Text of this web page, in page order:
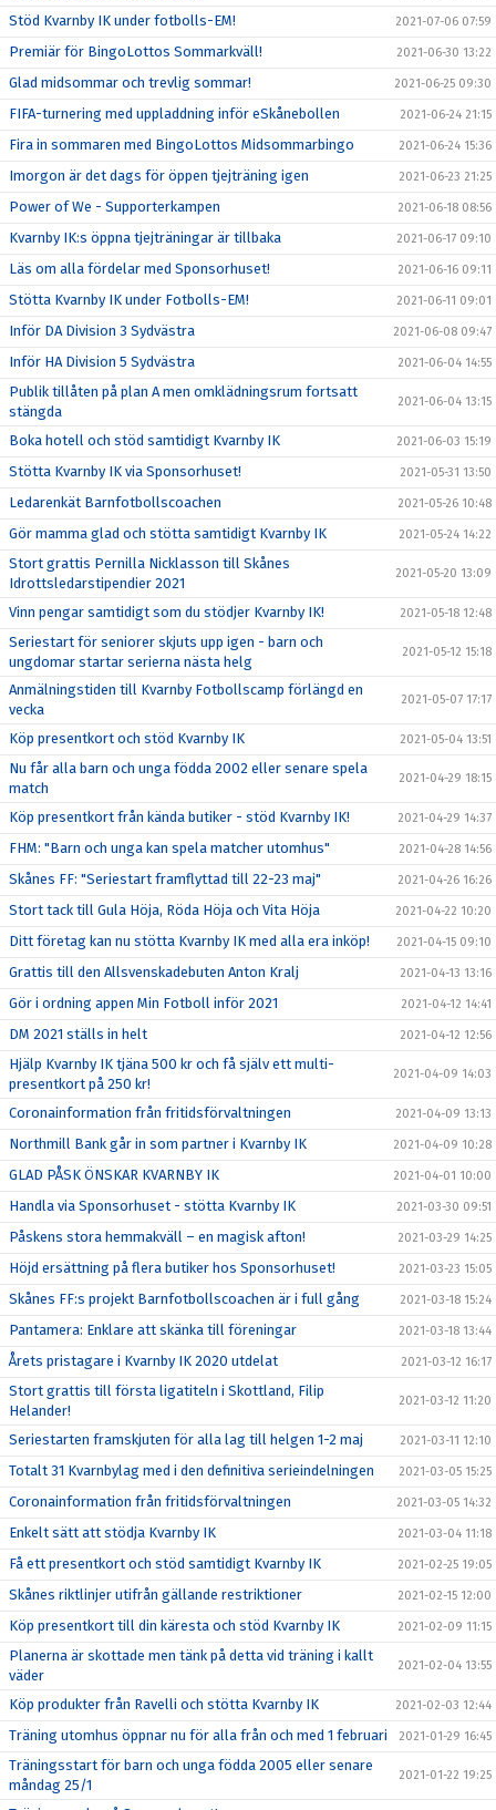
Stöd Kvarnby IK under fotbolls-EM! 2021-07-06 07:59
Premiär för BingoLottos Sommarkväll! 2021-06-30 13:22
Glad midsommar och trevlig sommar! 2021-06-25 09:30
FIFA-turnering med uppladdning inför eSkånebollen 2021-06-24 21:15
Fira in sommaren med BingoLottos Midsommarbingo 2021-06-24 15:36
Imorgon är det dags för öppen tjejträning igen 2021-06-23 21:25
Power of We - Supporterkampen 2021-06-18 08:56
Kvarnby IK:s öppna tjejträningar är tillbaka 2021-06-17 09:10
Läs om alla fördelar med Sponsorhuset! 2021-06-16 09:11
Stötta Kvarnby IK under Fotbolls-EM! 2021-06-11 09:01
Inför DA Division 3 Sydvästra 2021-06-08 09:47
Inför HA Division 5 Sydvästra 2021-06-04 14:55
Publik tillåten på plan A men omklädningsrum fortsatt
stängda
2021-06-04 13:15
Boka hotell och stöd samtidigt Kvarnby IK 2021-06-03 15:19
Stötta Kvarnby IK via Sponsorhuset! 2021-05-31 13:50
Ledarenkät Barnfotbollscoachen 2021-05-26 10:48
Gör mamma glad och stötta samtidigt Kvarnby IK 2021-05-24 14:22
Stort grattis Pernilla Nicklasson till Skånes
Idrottsledarstipendier 2021
2021-05-20 13:09
Vinn pengar samtidigt som du stödjer Kvarnby IK! 2021-05-18 12:48
Seriestart för seniorer skjuts upp igen - barn och
ungdomar startar serierna nästa helg
2021-05-12 15:18
Anmälningstiden till Kvarnby Fotbollscamp förlängd en
vecka
2021-05-07 17:17
Köp presentkort och stöd Kvarnby IK 2021-05-04 13:51
Nu får alla barn och unga födda 2002 eller senare spela
match
2021-04-29 18:15
Köp presentkort från kända butiker - stöd Kvarnby IK! 2021-04-29 14:37
FHM: "Barn och unga kan spela matcher utomhus" 2021-04-28 14:56
Skånes FF: "Seriestart framflyttad till 22-23 maj" 2021-04-26 16:26
Stort tack till Gula Höja, Röda Höja och Vita Höja 2021-04-22 10:20
Ditt företag kan nu stötta Kvarnby IK med alla era inköp! 2021-04-15 09:10
Grattis till den Allsvenskadebuten Anton Kralj 2021-04-13 13:16
Gör i ordning appen Min Fotboll inför 2021 2021-04-12 14:41
DM 2021 ställs in helt 2021-04-12 12:56
Hjälp Kvarnby IK tjäna 500 kr och få själv ett multi-
presentkort på 250 kr!
2021-04-09 14:03
Coronainformation från fritidsförvaltningen 2021-04-09 13:13
Northmill Bank går in som partner i Kvarnby IK 2021-04-09 10:28
GLAD PÅSK ÖNSKAR KVARNBY IK 2021-04-01 10:00
Handla via Sponsorhuset - stötta Kvarnby IK 2021-03-30 09:51
Påskens stora hemmakväll – en magisk afton! 2021-03-29 14:25
Höjd ersättning på flera butiker hos Sponsorhuset! 2021-03-23 15:05
Skånes FF:s projekt Barnfotbollscoachen är i full gång 2021-03-18 15:24
Pantamera: Enklare att skänka till föreningar 2021-03-18 13:44
Årets pristagare i Kvarnby IK 2020 utdelat 2021-03-12 16:17
Stort grattis till första ligatiteln i Skottland, Filip
Helander!
2021-03-12 11:20
Seriestarten framskjuten för alla lag till helgen 1-2 maj 2021-03-11 12:10
Totalt 31 Kvarnbylag med i den definitiva serieindelningen 2021-03-05 15:25
Coronainformation från fritidsförvaltningen 2021-03-05 14:32
Enkelt sätt att stödja Kvarnby IK 2021-03-04 11:18
Få ett presentkort och stöd samtidigt Kvarnby IK 2021-02-25 19:05
Skånes riktlinjer utifrån gällande restriktioner 2021-02-15 12:00
Köp presentkort till din käresta och stöd Kvarnby IK 2021-02-09 11:15
Planerna är skottade men tänk på detta vid träning i kallt
väder
2021-02-04 13:55
Köp produkter från Ravelli och stötta Kvarnby IK 2021-02-03 12:44
Träning utomhus öppnar nu för alla från och med 1 februari 2021-01-29 16:45
Träningsstart för barn och unga födda 2005 eller senare
måndag 25/1
2021-01-22 19:25